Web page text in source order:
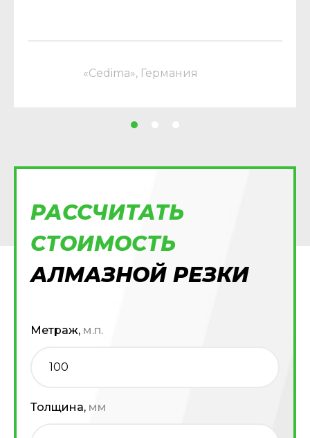
«Cedima», Германия
РАССЧИТАТЬ
СТОИМОСТЬ
АЛМАЗНОЙ РЕЗКИ
Метраж, м.п.
Толщина, мм